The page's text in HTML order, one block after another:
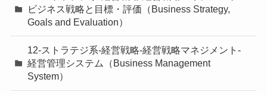
ビジネス戦略と目標・評価（Business Strategy,
Goals and Evaluation）
12-ストラテジ系-経営戦略-経営戦略マネジメント-
経営管理システム（Business Management
System）